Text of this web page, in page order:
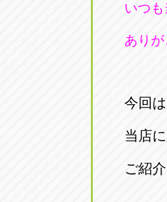
愛知県北名
愛知県常滑
いつ
あり
今回
当店
ご紹